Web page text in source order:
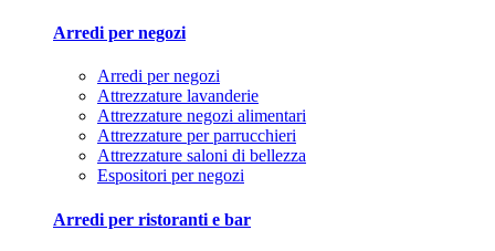
Arredi per negozi
Arredi per negozi
Attrezzature lavanderie
Attrezzature negozi alimentari
Attrezzature per parrucchieri
Attrezzature saloni di bellezza
Espositori per negozi
Arredi per ristoranti e bar